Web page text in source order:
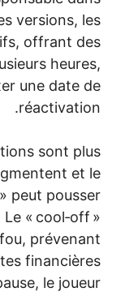
leurs
menus sont
options
voire la
Pendant
sentiment de «
à des
agit
l’épuisement
imprévues.